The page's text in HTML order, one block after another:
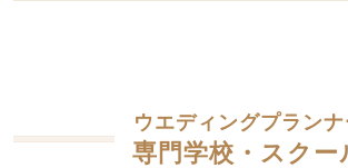
ウエディングプランナ
専門学校・スクー